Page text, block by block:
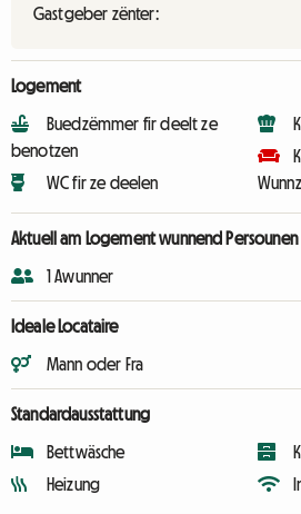
Gastgeber zënter:
Logement
Buedzëmmer fir deelt ze
benotzen
WC fir ze deelen
Aktuell am Logement wunnend Persounen
1 Awunner
Ideale Locataire
Mann oder Fra
Standardausstattung
Bettwäsche
Heizung